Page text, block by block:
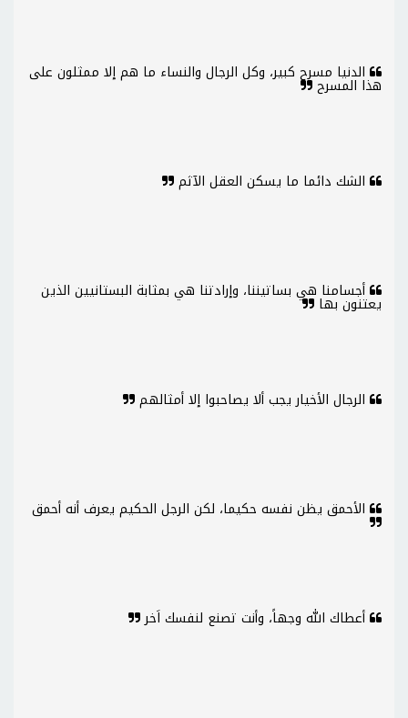
الدنيا مسرح كبير، وكل الرجال والنساء ما هم إلا ممثلون على
هذا المسرح
الشك دائما ما يسكن العقل الآثم
أجسامنا هي بساتيننا، وإرادتنا هي بمثابة البستانيين الذين
يعتنون بها
الرجال الأخيار يجب ألا يصاحبوا إلا أمثالهم
الأحمق يظن نفسه حكيما، لكن الرجل الحكيم يعرف أنه أحمق
أعطاك الله وجهاً، وأنت تصنع لنفسك اَخر